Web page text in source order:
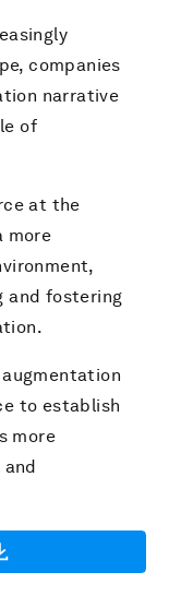
companies
narrative
of
at the
more
and fostering
to establish
more